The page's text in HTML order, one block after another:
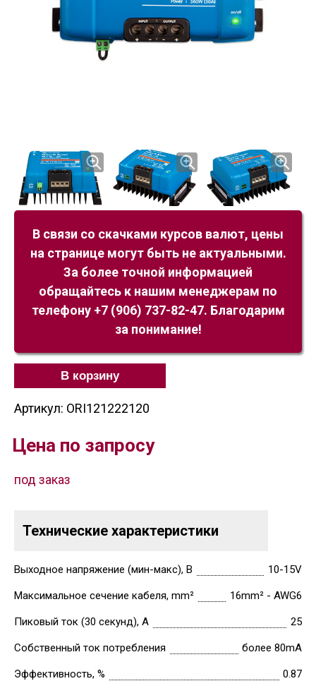
В связи со скачками курсов валют, цены
на странице могут быть не актуальными.
За более точной информацией
обращайтесь к нашим менеджерам по
телефону +7 (906) 737-82-47. Благодарим
за понимание!
В корзину
Артикул: ORI121222120
Цена по запросу
под заказ
Технические характеристики
Выходное напряжение (мин-макс), В 10-15V
Максимальное сечение кабеля, mm² 16mm² - AWG6
Пиковый ток (30 секунд), А 25
Собственный ток потребления более 80mA
Эффективность, % 0.87